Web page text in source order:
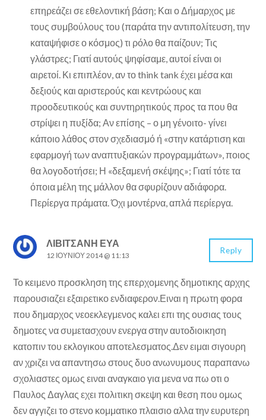
επηρεάζει σε εθελοντική βάση; Και ο Δήμαρχος με
τους συμβούλους του (παράτα την αντιπολίτευση, την
καταψήφισε ο κόσμος) τι ρόλο θα παίζουν; Τις
γλάστρες; Γιατί αυτούς ψηφίσαμε, αυτοί είναι οι
αιρετοί. Κι επιπλέον, αν το think tank έχει μέσα και
δεξιούς και αριστερούς και κεντρώους και
προοδευτικούς και συντηρητικούς προς τα που θα
στρίψει η πυξίδα; Αν επίσης – ο μη γένοιτο- γίνει
κάποιο λάθος στον σχεδιασμό ή «στην κατάρτιση και
εφαρμογή των αναπτυξιακών προγραμμάτων», ποιος
θα λογοδοτήσει; Η «δεξαμενή σκέψης»; Γιατί τότε τα
όποια μέλη της μάλλον θα σφυρίζουν αδιάφορα.
Περίεργα πράματα. Όχι μοντέρνα, απλά περίεργα.
ΛΙΒΙΤΣΑΝΗ ΕΥΑ
12 ΙΟΥΝΊΟΥ 2014 @ 11:13
Το κειμενο προσκληση της επερχομενης δημοτικης αρχης
παρουσιαζει εξαιρετικο ενδιαφερον.Ειναι η πρωτη φορα
που δημαρχος νεοεκλεγμενος καλει επι της ουσιας τους
δημοτες να συμετασχουν ενεργα στην αυτοδιοικηση
κατοπιν του εκλογικου αποτελεσματος.Δεν ειμαι σιγουρη
αν χριζει να απαντησω στους δυο ανωνυμους παραπανω
σχολιαστες ομως ειναι αναγκαιο για μενα να πω οτι ο
Παυλος Δαγλας εχει πολιτικη σκεψη και θεση που ομως
δεν αγγιζει το στενο κομματικο πλαισιο αλλα την ευρυτερη
Reply